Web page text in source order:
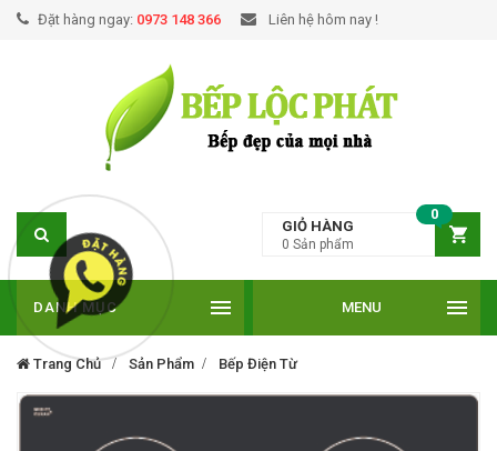
Đặt hàng ngay: 0973 148 366 Liên hệ hôm nay !
GIỎ HÀNG
0
0 Sản phẩm
DANH MỤC MENU
Trang Chủ Sản Phẩm Bếp Điện Từ